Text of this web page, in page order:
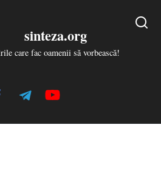
sinteza.org
care fac oamenii să vorbească!